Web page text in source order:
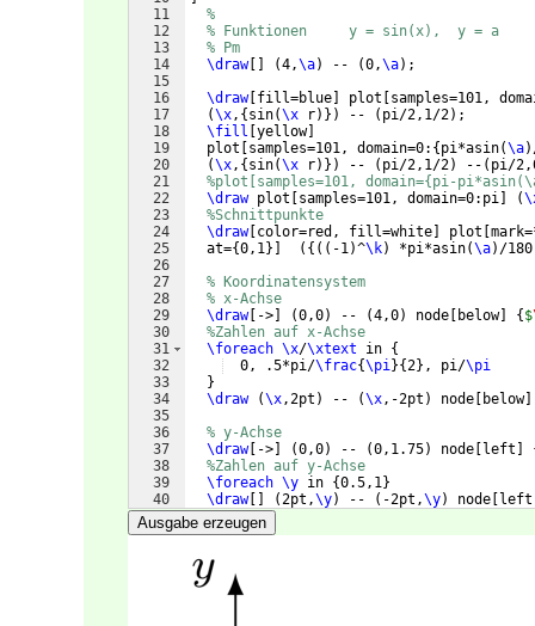
11
12
13
14
15
16
17
18
19
20
21
22
23
24
25
26
27
28
29
30
31
32
33
34
35
36
37
38
39
40
41
%
% Funktionen     y = sin(x),  y = a
% Pm
\draw[ (4,\a) -- (0,\a) ;
\draw[ fill=blue plot
samples=101,
(\x, { sin(\x r)}) -- ( pi/2,1/2) ;
\fill yellow]
  plot
samples=101, domain=0: { pi*asin(\a)
(\x, { sin(\x r)}) -- ( pi/2,1/2) -- ( pi/
%plot[samples=101, domain={pi-
\draw plot samples=101, domain=0:pi (
%Schnittpunkte
\draw[ color=red, fill=white plot
  at=
{0,1}] ({(( -1)^\k) *pi*asin(\a) /
% Koordinatensystem
% x-Achse
\draw[ -> (0,0) -- (4,0) node below] { $
%Zahlen auf x-Achse
\foreach \x/\xtext in {
  0, .5*pi/
\frac{\pi}{2} , pi/\pi
}
\draw
(\x,2pt ) -- (\x,-2pt ) node below]
% y-Achse
\draw[ -> (0,0) -- (0,1.75) node left
%Zahlen auf y-Achse
\foreach \y in {0.5,1}
\draw[ (2pt,\y) -- ( -2pt,\y) node
\end{tikzpicture
Ausgabe erzeugen